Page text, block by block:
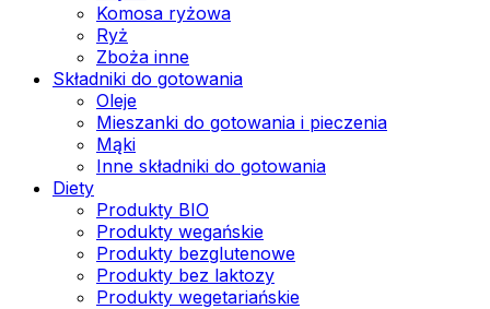
Komosa ryżowa
Ryż
Zboża inne
Składniki do gotowania
Oleje
Mieszanki do gotowania i pieczenia
Mąki
Inne składniki do gotowania
Diety
Produkty BIO
Produkty wegańskie
Produkty bezglutenowe
Produkty bez laktozy
Produkty wegetariańskie